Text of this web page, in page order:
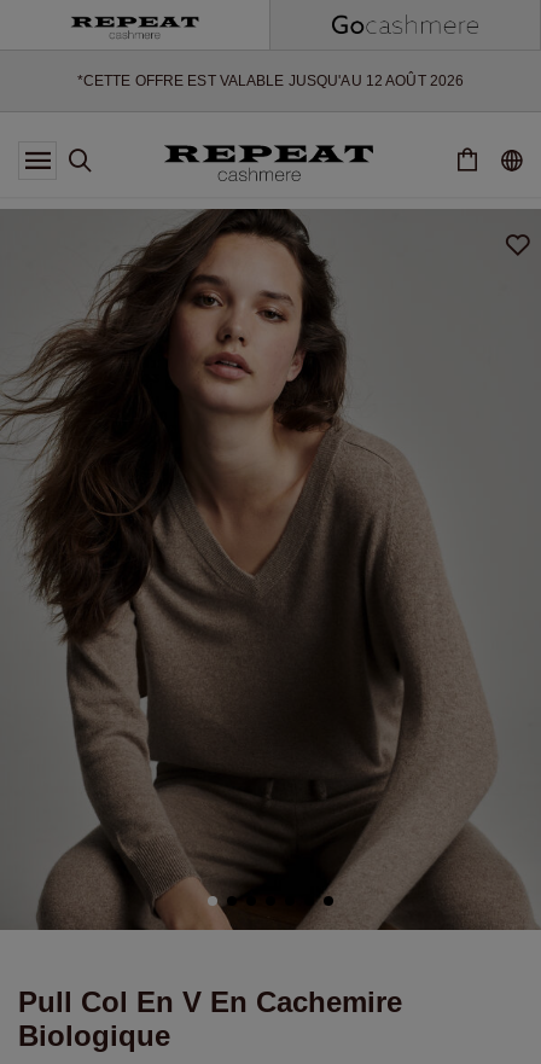
*CETTE OFFRE EST VALABLE JUSQU'AU 12 AOÛT 2026
*NON VALABLE SUR LIMITED EDITION
*EXCEPTIONS PEUVENT S'APPLIQUER
NOUVEAUX STYLES DOUX ET NOUVELLES COULEURS POUR LA
SAISON À VENIR
EXTRA 10% OFF SALE
Pull Col En V En Cachemire
Biologique